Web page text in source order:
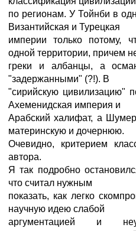
по регионам. У Тойнби в
Византийская и Турецкая
империи только потому,
одной территории, причем
греки и албанцы, а
"задержанными" (?!). В
"сирийскую цивилизацию"
Ахеменидская империя и
Арабский халифат, а
материнскую и дочернюю.
Очевидно, критерием
автора.
Я так подробно
что считал нужным
показать, как легко
научную идею слабой
аргументацией и